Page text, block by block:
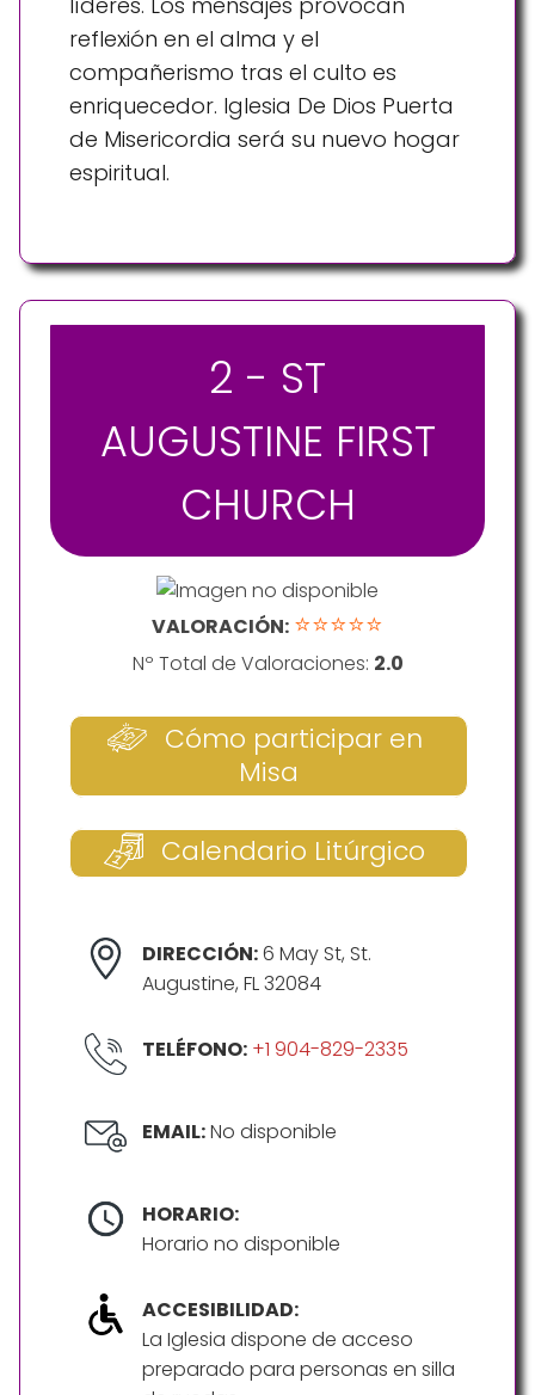
reflexión en el alma y el
compañerismo tras el culto es
enriquecedor. Iglesia De Dios Puerta
de Misericordia será su nuevo hogar
espiritual.
2 - ST
AUGUSTINE FIRST
CHURCH
VALORACIÓN: ⭐⭐⭐⭐⭐
Nº Total de Valoraciones: 2.0
Cómo participar en
Misa
Calendario Litúrgico
DIRECCIÓN:6 May St, St.
Augustine, FL 32084
TELÉFONO: +1 904-829-2335
EMAIL:No disponible
HORARIO:
Horario no disponible
ACCESIBILIDAD:
La Iglesia dispone de acceso
preparado para personas en silla